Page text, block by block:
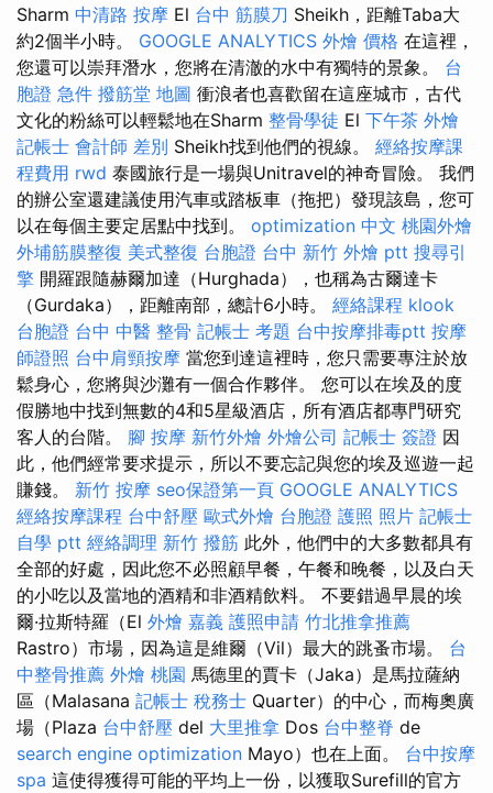
Sharm 中清路 按摩 El 台中 筋膜刀 Sheikh，距離Taba大
約2個半小時。 GOOGLE ANALYTICS 外燴 價格 在這裡，
您還可以崇拜潛水，您將在清澈的水中有獨特的景象。 台
胞證 急件 撥筋堂 地圖 衝浪者也喜歡留在這座城市，古代
文化的粉絲可以輕鬆地在Sharm 整骨學徒 El 下午茶 外燴
記帳士 會計師 差別 Sheikh找到他們的視線。 經絡按摩課
程費用 rwd 泰國旅行是一場與Unitravel的神奇冒險。 我們
的辦公室還建議使用汽車或踏板車（拖把）發現該島，您可
以在每個主要定居點中找到。 optimization 中文 桃園外燴
外埔筋膜整復 美式整復 台胞證 台中 新竹 外燴 ptt 搜尋引
擎 開羅跟隨赫爾加達（Hurghada），也稱為古爾達卡
（Gurdaka），距離南部，總計6小時。 經絡課程 klook
台胞證 台中 中醫 整骨 記帳士 考題 台中按摩排毒ptt 按摩
師證照 台中肩頸按摩 當您到達這裡時，您只需要專注於放
鬆身心，您將與沙灘有一個合作夥伴。 您可以在埃及的度
假勝地中找到無數的4和5星級酒店，所有酒店都專門研究
客人的台階。 腳 按摩 新竹外燴 外燴公司 記帳士 簽證 因
此，他們經常要求提示，所以不要忘記與您的埃及巡遊一起
賺錢。 新竹 按摩 seo保證第一頁 GOOGLE ANALYTICS
經絡按摩課程 台中舒壓 歐式外燴 台胞證 護照 照片 記帳士
自學 ptt 經絡調理 新竹 撥筋 此外，他們中的大多數都具有
全部的好處，因此您不必照顧早餐，午餐和晚餐，以及白天
的小吃以及當地的酒精和非酒精飲料。 不要錯過早晨的埃
爾·拉斯特羅（El 外燴 嘉義 護照申請 竹北推拿推薦
Rastro）市場，因為這是維爾（Vil）最大的跳蚤市場。 台
中整骨推薦 外燴 桃園 馬德里的賈卡（Jaka）是馬拉薩納
區（Malasana 記帳士 稅務士 Quarter）的中心，而梅奧廣
場（Plaza 台中舒壓 del 大里推拿 Dos 台中整脊 de
search engine optimization Mayo）也在上面。 台中按摩
spa 這使得獲得可能的平均上一份，以獲取Surefill的官方